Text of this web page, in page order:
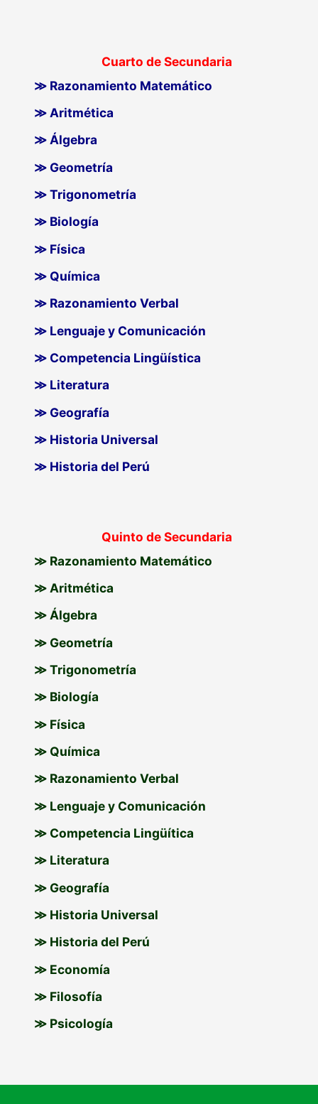
Cuarto de Secundaria
≫ Razonamiento Matemático
≫ Aritmética
≫ Álgebra
≫ Geometría
≫ Trigonometría
≫ Biología
≫ Física
≫ Química
≫ Razonamiento Verbal
≫ Lenguaje y Comunicación
≫ Competencia Lingüística
≫ Literatura
≫ Geografía
≫ Historia Universal
≫ Historia del Perú
Quinto de Secundaria
≫ Razonamiento Matemático
≫ Aritmética
≫ Álgebra
≫ Geometría
≫ Trigonometría
≫ Biología
≫ Física
≫ Química
≫ Razonamiento Verbal
≫ Lenguaje y Comunicación
≫ Competencia Lingüítica
≫ Literatura
≫ Geografía
≫ Historia Universal
≫ Historia del Perú
≫ Economía
≫ Filosofía
≫ Psicología